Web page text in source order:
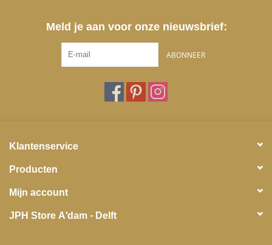
Meld je aan voor onze nieuwsbrief:
ABONNEER
Klantenservice
Producten
Mijn account
JPH Store A'dam - Delft